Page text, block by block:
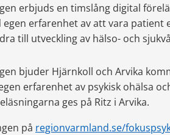
erbjuds en timslång digital
erfarenhet av att vara patient
till utveckling av hälso- och
bjuder Hjärnkoll och Arvika
erfarenhet av psykisk ohälsa
ges på Ritz i Arvika.
på regionvarmland.se/